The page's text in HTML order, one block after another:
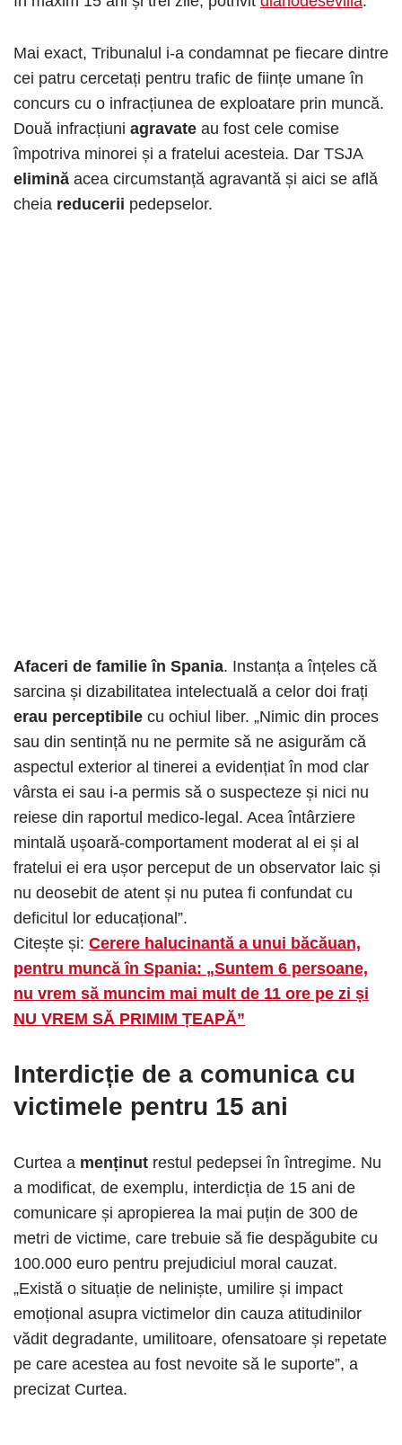
Mai exact, Tribunalul i-a condamnat pe fiecare dintre
cei patru cercetați pentru trafic de ființe umane în
concurs cu o infracțiunea de exploatare prin muncă.
Două infracțiuni agravate au fost cele comise
împotriva minorei și a fratelui acesteia. Dar TSJA
elimină acea circumstanță agravantă și aici se află
cheia reducerii pedepselor.
Afaceri de familie în Spania. Instanța a înțeles că
sarcina și dizabilitatea intelectuală a celor doi frați
erau perceptibile cu ochiul liber. „Nimic din proces
sau din sentință nu ne permite să ne asigurăm că
aspectul exterior al tinerei a evidențiat în mod clar
vârsta ei sau i-a permis să o suspecteze și nici nu
reiese din raportul medico-legal. Acea întârziere
mintală ușoară-comportament moderat al ei și al
fratelui ei era ușor perceput de un observator laic și
nu deosebit de atent și nu putea fi confundat cu
deficitul lor educațional”.
Citește și: Cerere halucinantă a unui băcăuan,
pentru muncă în Spania: „Suntem 6 persoane,
nu vrem să muncim mai mult de 11 ore pe zi și
NU VREM SĂ PRIMIM ȚEAPĂ”
Interdicție de a comunica cu
victimele pentru 15 ani
Curtea a menținut restul pedepsei în întregime. Nu
a modificat, de exemplu, interdicția de 15 ani de
comunicare și apropierea la mai puțin de 300 de
metri de victime, care trebuie să fie despăgubite cu
100.000 euro pentru prejudiciul moral cauzat.
„Există o situație de neliniște, umilire și impact
emoțional asupra victimelor din cauza atitudinilor
vădit degradante, umilitoare, ofensatoare și repetate
pe care acestea au fost nevoite să le suporte”, a
precizat Curtea.